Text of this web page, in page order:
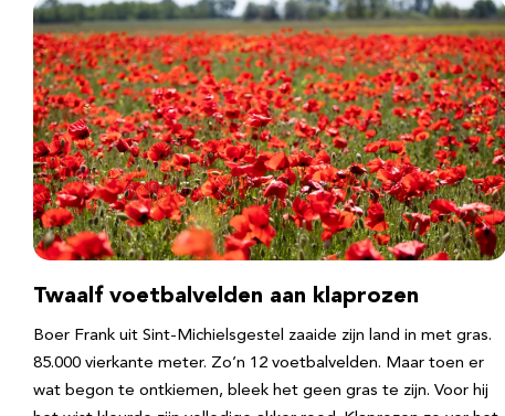
Twaalf voetbalvelden aan klaprozen
Boer Frank uit Sint-Michielsgestel zaaide zijn land in met gras.
85.000 vierkante meter. Zo’n 12 voetbalvelden. Maar toen er
wat begon te ontkiemen, bleek het geen gras te zijn. Voor hij